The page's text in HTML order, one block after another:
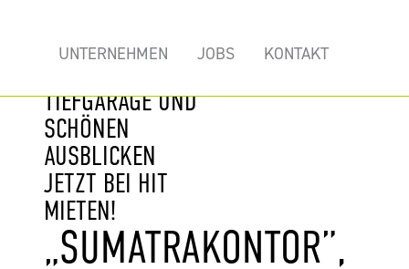
UNTERNEHMEN JOBS KONTAKT
TOP BÜROS MIT
TIEFGARAGE UND
SCHÖNEN
AUSBLICKEN
JETZT BEI HIT
MIETEN!
„SUMATRAKONTOR”,